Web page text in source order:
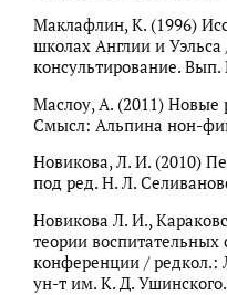
Маклафлин, К. (1996)
школах Англии и
консультирование.
Маслоу, А. (2011) Новые
Смысл: Альпина нон-
Новикова, Л. И. (2010)
под ред. Н. Л.
Новикова Л. И.,
теории
конференции / редкол.:
ун-т им. К. Д. Ушинского.